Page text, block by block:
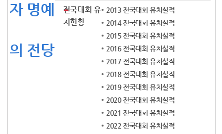
자 명예
의 전당
전국대회 유
치현황
2013 전국대회 유치실적
2014 전국대회 유치실적
2015 전국대회 유치실적
2016 전국대회 유치실적
2017 전국대회 유치실적
2018 전국대회 유치실적
2019 전국대회 유치실적
2020 전국대회 유치실적
2021 전국대회 유치실적
2022 전국대회 유치실적